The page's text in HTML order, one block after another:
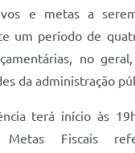
e metas a
um período de
no
da administração
terá início às
Metas Fiscais